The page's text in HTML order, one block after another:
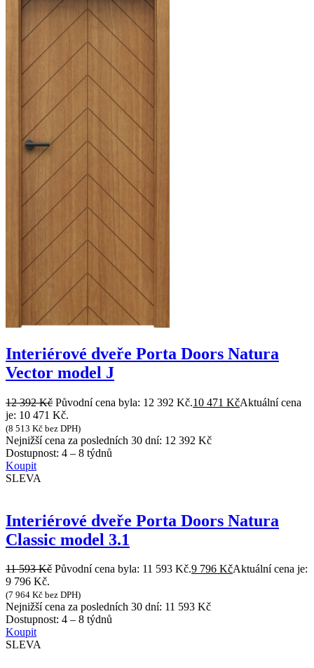
Interiérové dveře Porta Doors Natura
Vector model J
12 392Kč Původní cena byla: 12 392 Kč.10 471 KčAktuální cena
je: 10 471 Kč.
(8 513 Kč bez DPH)
Nejnižší cena za posledních 30 dní: 12 392 Kč
Dostupnost: 4 – 8 týdnů
Koupit
SLEVA
Interiérové dveře Porta Doors Natura
Classic model 3.1
11 593Kč Původní cena byla: 11 593 Kč.9 796 KčAktuální cena je:
9 796 Kč.
(7 964 Kč bez DPH)
Nejnižší cena za posledních 30 dní: 11 593 Kč
Dostupnost: 4 – 8 týdnů
Koupit
SLEVA